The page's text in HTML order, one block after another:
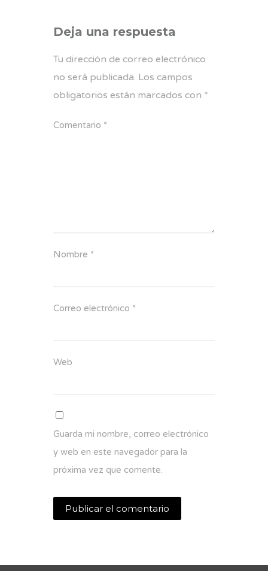
Deja una respuesta
Tu dirección de correo electrónico
no será publicada. Los campos
obligatorios están marcados con *
Comentario *
Nombre *
Correo electrónico *
Web
Guarda mi nombre, correo electrónico
y web en este navegador para la
próxima vez que comente.